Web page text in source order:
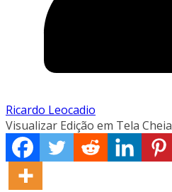
Ricardo Leocadio
Visualizar Edição em Tela Cheia